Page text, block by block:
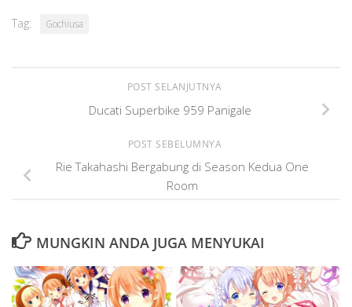
Tag: Gochiusa
POST SELANJUTNYA
Ducati Superbike 959 Panigale
POST SEBELUMNYA
Rie Takahashi Bergabung di Season Kedua One
Room
MUNGKIN ANDA JUGA MENYUKAI